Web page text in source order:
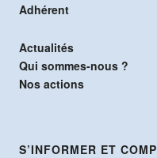
Adhérent
Actualités
Qui sommes-nous ?
Nos actions
S’INFORMER ET